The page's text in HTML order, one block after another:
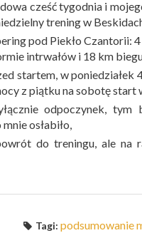
cześć tygodnia i
trening w
pod Piekło Czantorii:
intrwałów i 18 km
startem, w
z piątku na sobotę start
odpoczynek, tym
osłabiło,
do treningu, ale na
Tagi: podsumowanie